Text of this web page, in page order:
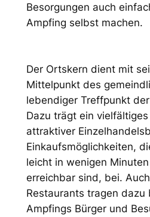
Besorgungen auch
Ampfing selbst machen.
Der Ortskern dient mit
Mittelpunkt des
lebendiger Treffpunkt
Dazu trägt ein
attraktiver
Einkaufsmöglichkeiten,
leicht in wenigen
erreichbar sind, bei.
Restaurants tragen dazu
Ampfings Bürger und